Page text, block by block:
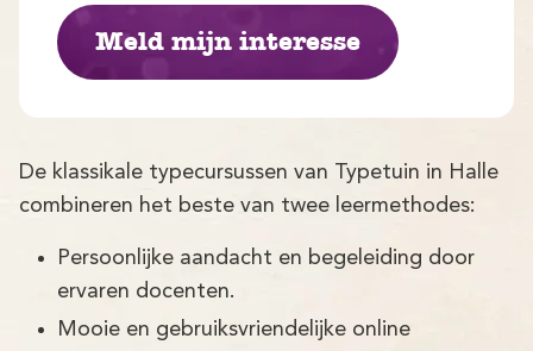
Aanmelden
Meld mijn interesse
De klassikale typecursussen van Typetuin in Halle
combineren het beste van twee leermethodes:
Persoonlijke aandacht en begeleiding door
ervaren docenten.
Mooie en gebruiksvriendelijke online